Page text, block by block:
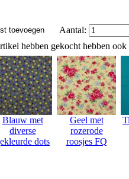
Aantal:
hebben gekocht hebben
Blauw met
diverse
dots
Geel met
rozerode
roosjes FQ